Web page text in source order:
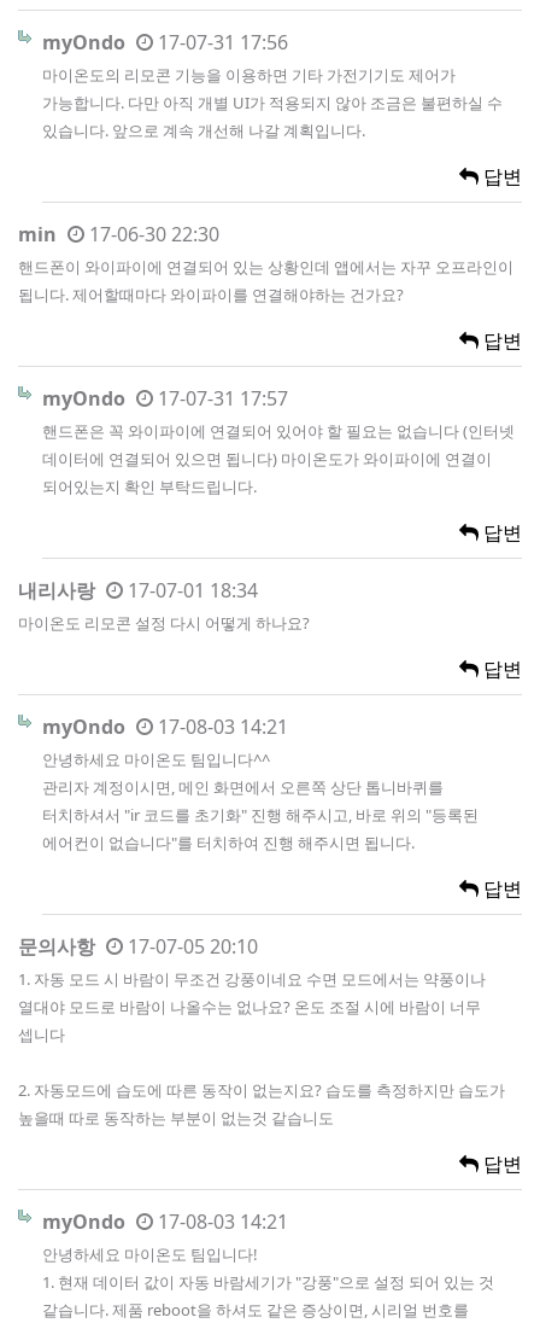
myOndo 17-07-31 17:56
마이온도의 리모콘 기능을 이용하면 기타 가전기기도 제어가
가능합니다. 다만 아직 개별 UI가 적용되지 않아 조금은 불편하실 수
있습니다. 앞으로 계속 개선해 나갈 계획입니다.
답변
min 17-06-30 22:30
핸드폰이 와이파이에 연결되어 있는 상황인데 앱에서는 자꾸 오프라인이
됩니다. 제어할때마다 와이파이를 연결해야하는 건가요?
답변
myOndo 17-07-31 17:57
핸드폰은 꼭 와이파이에 연결되어 있어야 할 필요는 없습니다 (인터넷
데이터에 연결되어 있으면 됩니다) 마이온도가 와이파이에 연결이
되어있는지 확인 부탁드립니다.
답변
내리사랑 17-07-01 18:34
마이온도 리모콘 설정 다시 어떻게 하나요?
답변
myOndo 17-08-03 14:21
안녕하세요 마이온도 팀입니다^^
관리자 계정이시면, 메인 화면에서 오른쪽 상단 톱니바퀴를
터치하셔서 "ir 코드를 초기화" 진행 해주시고, 바로 위의 "등록된
에어컨이 없습니다"를 터치하여 진행 해주시면 됩니다.
답변
문의사항 17-07-05 20:10
1. 자동 모드 시 바람이 무조건 강풍이네요 수면 모드에서는 약풍이나
열대야 모드로 바람이 나올수는 없나요? 온도 조절 시에 바람이 너무
셉니다
2. 자동모드에 습도에 따른 동작이 없는지요? 습도를 측정하지만 습도가
높을때 따로 동작하는 부분이 없는것 같습니도
답변
myOndo 17-08-03 14:21
안녕하세요 마이온도 팀입니다!
1. 현재 데이터 값이 자동 바람세기가 "강풍"으로 설정 되어 있는 것
같습니다. 제품 reboot을 하셔도 같은 증상이면, 시리얼 번호를